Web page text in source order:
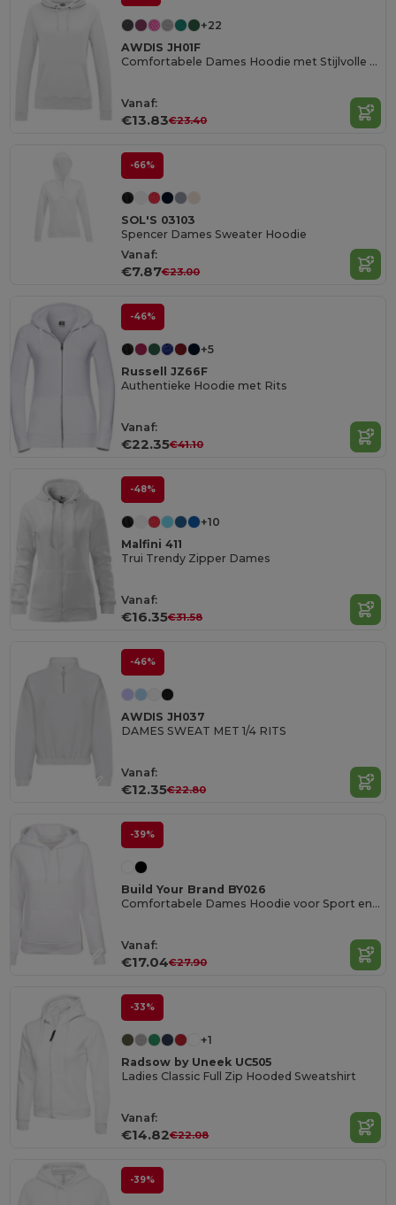
+22
AWDIS JH01F
Comfortabele Dames Hoodie met Stijlvolle Details
Vanaf:
€13.83€23.40
-66%
SOL'S 03103
Spencer Dames Sweater Hoodie
Vanaf:
€7.87€23.00
-46%
+5
Russell JZ66F
Authentieke Hoodie met Rits
Vanaf:
€22.35€41.10
-48%
+10
Malfini 411
Trui Trendy Zipper Dames
Vanaf:
€16.35€31.58
-46%
AWDIS JH037
DAMES SWEAT MET 1/4 RITS
Vanaf:
€12.35€22.80
-39%
Build Your Brand BY026
Comfortabele Dames Hoodie voor Sport en Vrije Tijd
Vanaf:
€17.04€27.90
-33%
+1
Radsow by Uneek UC505
Ladies Classic Full Zip Hooded Sweatshirt
Vanaf:
€14.82€22.08
-39%